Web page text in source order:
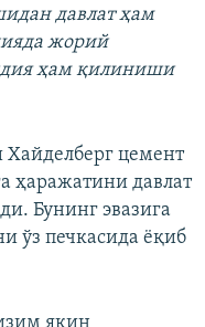
давлат ҳам
жорий
ҳам қилиниши
Хайделберг цемент
ҳаражатини давлат
Бунинг эвазига
ўз печкасида ëқиб